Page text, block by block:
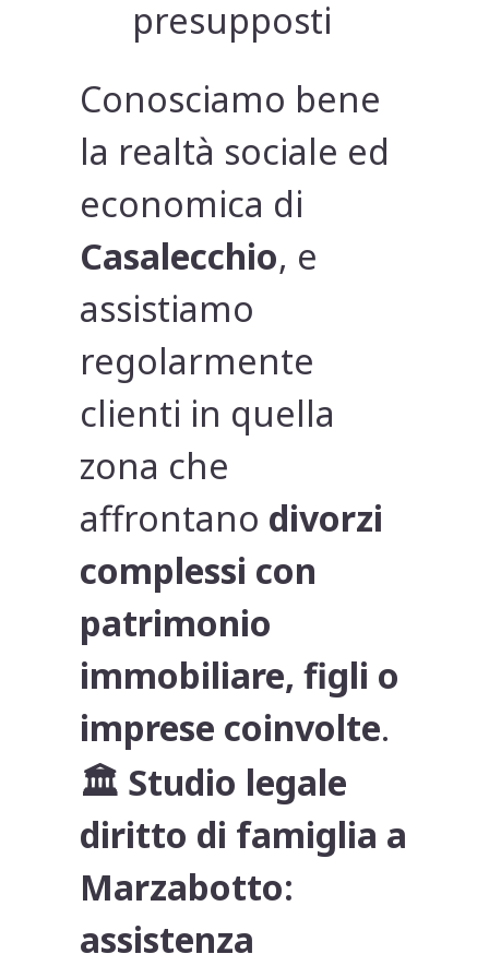
presupposti
Conosciamo bene
la realtà sociale ed
economica di
Casalecchio, e
assistiamo
regolarmente
clienti in quella
zona che
affrontano divorzi
complessi con
patrimonio
immobiliare, figli o
imprese coinvolte.
🏛 Studio legale
diritto di famiglia a
Marzabotto:
assistenza